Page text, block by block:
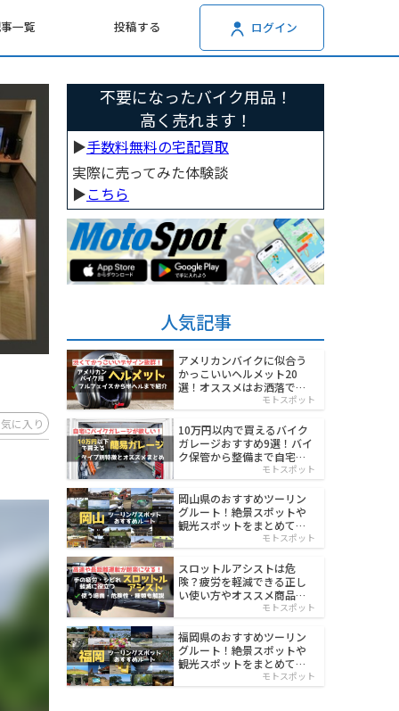
一覧 投稿する ログイン
に入り
不要になったバイク用品！
高く売れます！
▶︎手数料無料の宅配買取
実際に売ってみた体験談
▶︎こちら
人気記事
アメリカンバイクに似合う
かっこいいヘルメット20
選！オススメはお洒落でワ
モトスポット
10万円以内で買えるバイク
ガレージおすすめ9選！バイ
ク保管から整備まで自宅で
モトスポット
岡山県のおすすめツーリン
グルート！絶景スポットや
観光スポットをまとめて紹
モトスポット
スロットルアシストは危
険？疲労を軽減できる正し
い使い方やオススメ商品を
モトスポット
福岡県のおすすめツーリン
グルート！絶景スポットや
観光スポットをまとめて紹
モトスポット